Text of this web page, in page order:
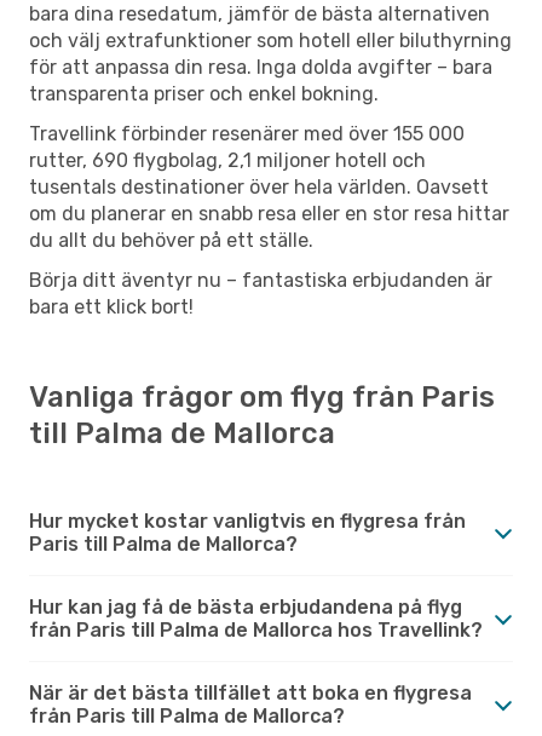
bara dina resedatum, jämför de bästa alternativen
och välj extrafunktioner som hotell eller biluthyrning
för att anpassa din resa. Inga dolda avgifter – bara
transparenta priser och enkel bokning.
Travellink förbinder resenärer med över 155 000
rutter, 690 flygbolag, 2,1 miljoner hotell och
tusentals destinationer över hela världen. Oavsett
om du planerar en snabb resa eller en stor resa hittar
du allt du behöver på ett ställe.
Börja ditt äventyr nu – fantastiska erbjudanden är
bara ett klick bort!
Vanliga frågor om flyg från Paris
till Palma de Mallorca
Hur mycket kostar vanligtvis en flygresa från
Paris till Palma de Mallorca?
Hur kan jag få de bästa erbjudandena på flyg
från Paris till Palma de Mallorca hos Travellink?
När är det bästa tillfället att boka en flygresa
från Paris till Palma de Mallorca?